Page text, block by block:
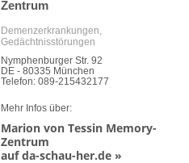
Zentrum
Demenzerkrankungen,
Gedächtnisstörungen
Nymphenburger Str. 92
DE - 80335 München
Telefon: 089-215432177
Mehr Infos über:
Marion von Tessin Memory-
Zentrum
auf da-schau-her.de »